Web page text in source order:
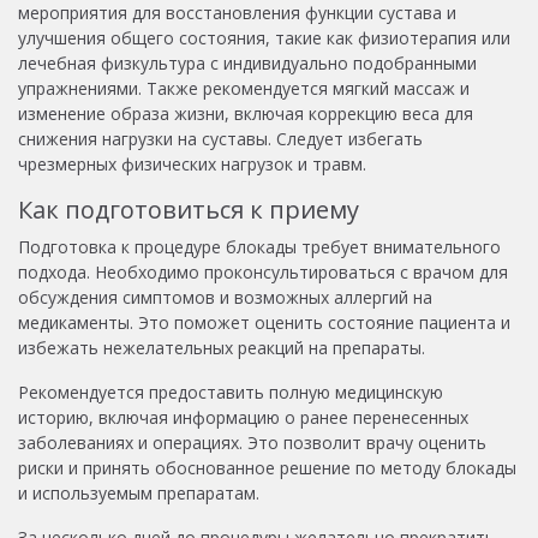
мероприятия для восстановления функции сустава и
улучшения общего состояния, такие как физиотерапия или
лечебная физкультура с индивидуально подобранными
упражнениями. Также рекомендуется мягкий массаж и
изменение образа жизни, включая коррекцию веса для
снижения нагрузки на суставы. Следует избегать
чрезмерных физических нагрузок и травм.
Как подготовиться к приему
Подготовка к процедуре блокады требует внимательного
подхода. Необходимо проконсультироваться с врачом для
обсуждения симптомов и возможных аллергий на
медикаменты. Это поможет оценить состояние пациента и
избежать нежелательных реакций на препараты.
Рекомендуется предоставить полную медицинскую
историю, включая информацию о ранее перенесенных
заболеваниях и операциях. Это позволит врачу оценить
риски и принять обоснованное решение по методу блокады
и используемым препаратам.